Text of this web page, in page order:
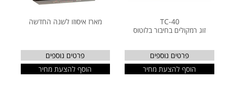
TC-40
זוג רמקולים בחיבור בלוטוס
פרטים נוספים
הוסף להצעת מחיר
מארז איסוזו לשנה החדשה
פרטים נוספים
הוסף להצעת מחיר